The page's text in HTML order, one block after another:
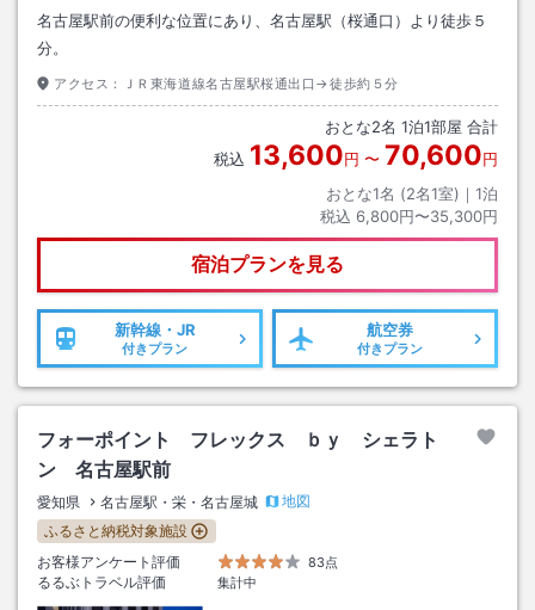
名古屋駅前の便利な位置にあり、名古屋駅（桜通口）より徒歩５
分。
アクセス： ＪＲ東海道線名古屋駅桜通出口→徒歩約５分
おとな2名 1泊1部屋 合計
税込 13,600円 〜 70,600円
おとな1名 (2名1室)｜ 1泊
税込 6,800円〜35,300円
宿泊プランを見る
新幹線・JR
付きプラン
航空券
付きプラン
フォーポイント フレックス ｂｙ シェラト
ン 名古屋駅前
愛知県 名古屋駅・栄・名古屋城
地図
ふるさと納税対象施設
お客様アンケート評価
83点
るるぶトラベル評価 集計中